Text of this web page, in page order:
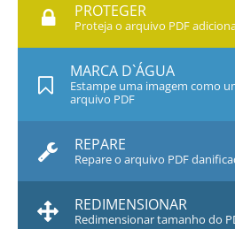
PROTEGER
Proteja o arquivo PDF
MARCA D`ÁGUA
Estampe uma imagem como
arquivo PDF
REPARE
Repare o arquivo PDF
REDIMENSIONAR
Redimensionar tamanho do